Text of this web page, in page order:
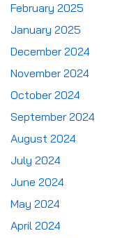
February 2025
January 2025
December 2024
November 2024
October 2024
September 2024
August 2024
July 2024
June 2024
May 2024
April 2024